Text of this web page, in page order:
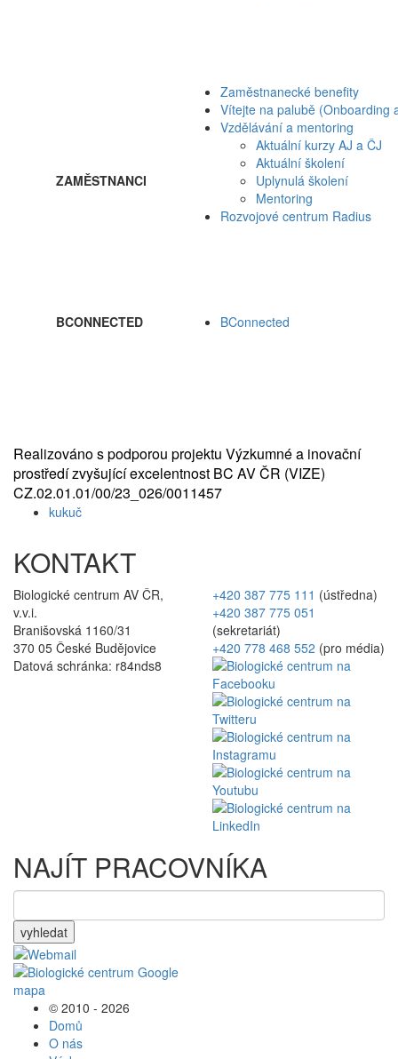
ZAMĚSTNANCI
Zaměstnanecké benefity
Vítejte na palubě (Onboarding
Vzdělávání a mentoring
Aktuální kurzy AJ a ČJ
Aktuální školení
Uplynulá školení
Mentoring
Rozvojové centrum Radius
BCONNECTED BConnected
Realizováno s podporou projektu Výzkumné a inovační
prostředí zvyšující excelentnost BC AV ČR (VIZE)
CZ.02.01.01/00/23_026/0011457
kukuč
KONTAKT
Biologické centrum AV ČR,
v.v.i.
Branišovská 1160/31
370 05 České Budějovice
Datová schránka: r84nds8
+420 387 775 111 (ústředna)
+420 387 775 051
(sekretariát)
+420 778 468 552 (pro média)
NAJÍT PRACOVNÍKA
vyhledat
© 2010 - 2026
Domů
O nás